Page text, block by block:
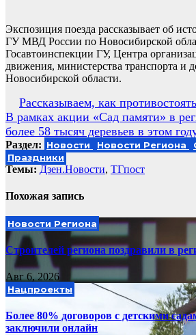
Экспозиция поезда рассказывает об
ГУ МВД России по Новосибирской
Госавтоинспекции ГУ, Центра
движения, министерства транспорта и
Новосибирской области.
Навигация
по
записям
Рассказываем, как
В рамках акции «Сад памяти» в
более 58 тысяч деревьев в этом
Раздел: Новости Новости Региона
Праздники
Темы: Дзен.Новости, ТГпост
Похожая запись
Новости Региона
Строителей региона поздравили в
Авг 6, 2026
Нацпроекты
Более 80% договоров с детскими
заключили онлайн